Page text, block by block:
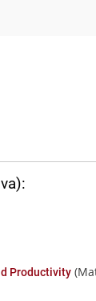
Productivity